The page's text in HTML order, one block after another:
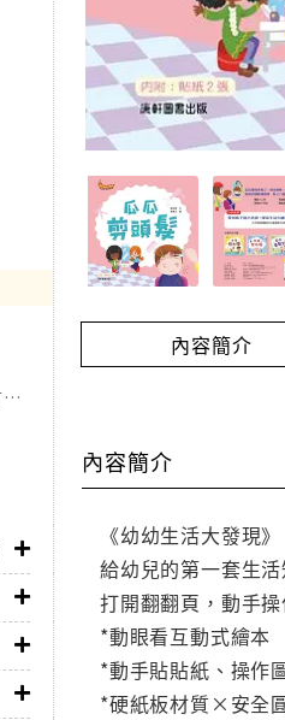
童話／經典／寓言故事
內容簡介
內容簡介
《幼幼生活大發現》
給幼兒的第一套生
打開翻翻頁，動手操
*動眼看互動式繪本
*動手貼貼紙、操作
*硬紙板材質×安全